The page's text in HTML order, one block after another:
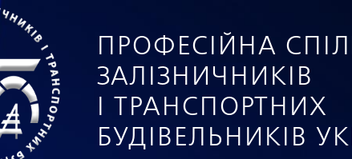
ПРОФЕСІЙНА
ЗАЛІЗНИЧНИКІВ
І ТРАНСПОРТНИХ
БУДІВЕЛЬНИКІВ